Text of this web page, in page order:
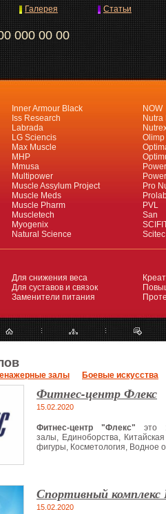
000 00 00
Галерея Статьи
Inner Armour Black
Iss Research
Labrada
LG Sciencis
Max Muscle
MHP
Mmusa
Multipower
Muscle Assylum Project
Muscle Meds
Muscle Pharm
Muscletech
Myogenix
Natural Science
NOW
Nutra
Pro
PVL
San
Для снижения веса
Для суставов и связок
Заменители питания
залы Боевые искусства
Фитнес-центр Флекс
15.02.2020
Фитнес-центр "Флекс" это :
залы, Единоборства,
фигуры, Косметология, Водное
Спортивный комплекс
15.02.2020